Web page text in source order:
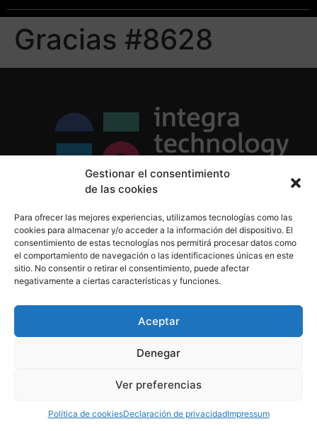
Gestionar el consentimiento
de las cookies
Para ofrecer las mejores experiencias, utilizamos tecnologías como las
cookies para almacenar y/o acceder a la información del dispositivo. El
consentimiento de estas tecnologías nos permitirá procesar datos como
el comportamiento de navegación o las identificaciones únicas en este
sitio. No consentir o retirar el consentimiento, puede afectar
negativamente a ciertas características y funciones.
Aceptar
Denegar
Ver preferencias
Política de cookiesDeclaración de privacidadImpressum
Gracias #8628
Política de Cookies
Aviso Legal
910 607 564
derechos reservados